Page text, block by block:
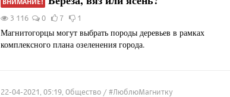
3 116 0 7 1
Магнитогорцы могут выбрать породы деревьев в рамках
комплексного плана озеленения города.
22-04-2021, 05:19, Общество / #ЛюблюМагнитку